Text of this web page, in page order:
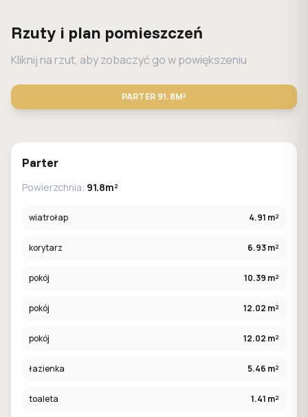
Rzuty i plan pomieszczeń
Kliknij na rzut, aby zobaczyć go w powiększeniu
PARTER 91.8M²
Parter
Powierzchnia: 91.8m²
wiatrołap 4.91 m²
korytarz 6.93 m²
pokój 10.39 m²
pokój 12.02 m²
pokój 12.02 m²
łazienka 5.46 m²
toaleta 1.41 m²